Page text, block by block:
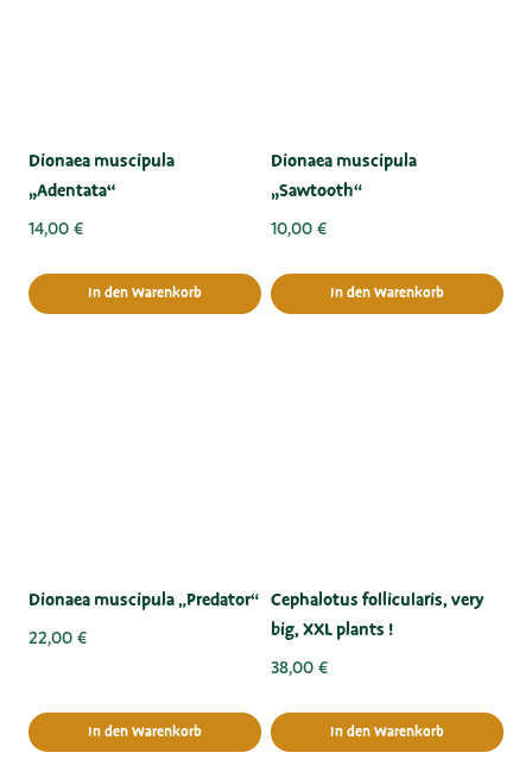
Dionaea muscipula
„Adentata“ﾠ
14,00 €
In den Warenkorb
Dionaea muscipula
„Sawtooth“
10,00 €
In den Warenkorb
Dionaea muscipula „Predator“
22,00 €
In den Warenkorb
Cephalotus follicularis, very
big, XXL plants !
38,00 €
In den Warenkorb